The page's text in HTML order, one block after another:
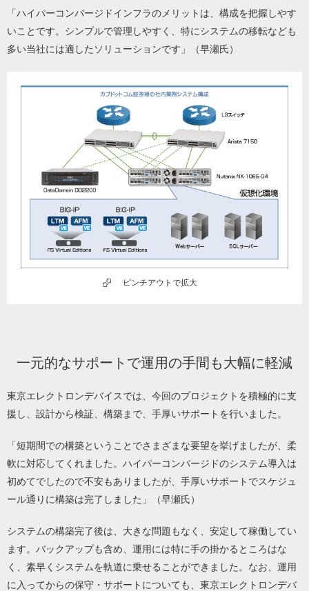
「ハイパーコンバージドインフラのメリットは、構成を把握しやす
いことです。シンプルで管理しやすく、特にシステムの移転なども
多い当社には適したソリューションです」（早瀬氏）
ピンチアウトで拡大
一元的なサポートで運用の手間も大幅に軽減
東京エレクトロンデバイスでは、今回のプロジェクトを積極的に支
援し、設計から検証、構築まで、手厚いサポートを行いました。
「短期間での構築ということでさまざまな要望を挙げましたが、柔
軟に対応してくれました。ハイパーコンバージドのシステム導入は
初めてでしたので不安もありましたが、手厚いサポートでスケジュ
ール通りに構築は完了しました」（早瀬氏）
システムの構築完了後は、大きな問題もなく、安定して稼働してい
ます。バックアップも含め、運用には特に手の掛かるところはな
く、素早くシステムを軌道に乗せることができました。なお、運用
に入ってからの保守・サポートについても、東京エレクトロンデバ